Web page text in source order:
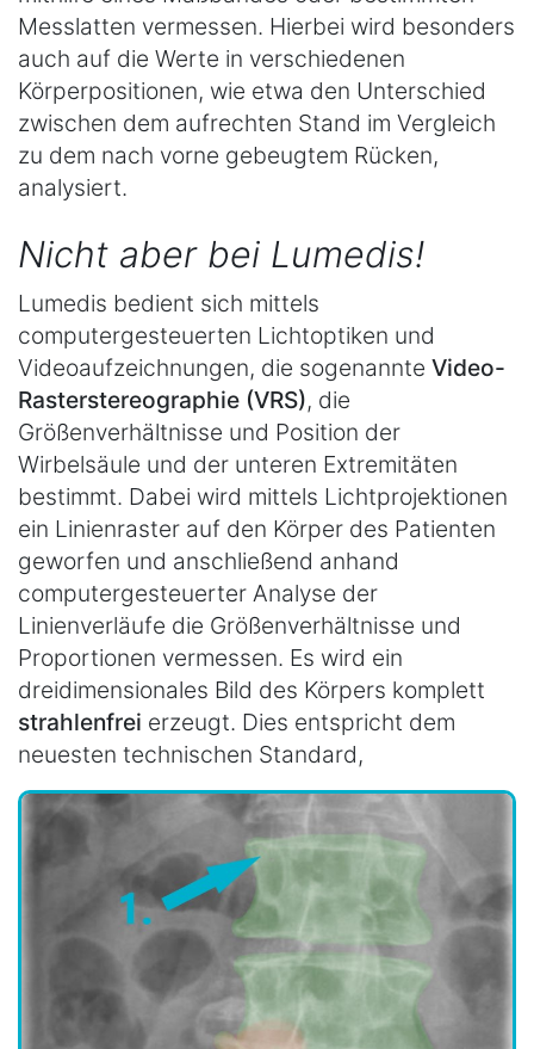
Messlatten vermessen. Hierbei wird besonders
auch auf die Werte in verschiedenen
Körperpositionen, wie etwa den Unterschied
zwischen dem aufrechten Stand im Vergleich
zu dem nach vorne gebeugtem Rücken,
analysiert.
Nicht aber bei Lumedis!
Lumedis bedient sich mittels
computergesteuerten Lichtoptiken und
Videoaufzeichnungen, die sogenannte Video-
Rasterstereographie (VRS), die
Größenverhältnisse und Position der
Wirbelsäule und der unteren Extremitäten
bestimmt. Dabei wird mittels Lichtprojektionen
ein Linienraster auf den Körper des Patienten
geworfen und anschließend anhand
computergesteuerter Analyse der
Linienverläufe die Größenverhältnisse und
Proportionen vermessen. Es wird ein
dreidimensionales Bild des Körpers komplett
strahlenfrei erzeugt. Dies entspricht dem
neuesten technischen Standard,